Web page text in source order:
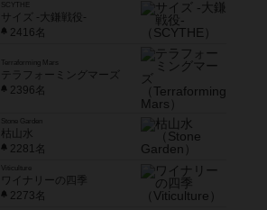
SCYTHE
サイズ -大鎌戦役-
2416名
Terraforming Mars
テラフォーミングマーズ
2396名
Stone Garden
枯山水
2281名
Viticulture
ワイナリーの四季
2273名